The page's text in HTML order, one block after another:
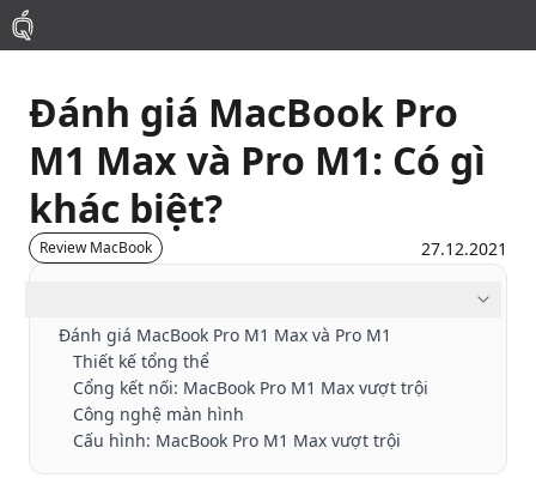
Mac
MacBook Pro
MacBook Air
Thu Mua
Sửa Chữa
Đánh giá MacBook Pro
M1 Max và Pro M1: Có gì
khác biệt?
Review MacBook 27.12.2021
Đánh giá MacBook Pro M1 Max và Pro M1
Thiết kế tổng thể
Cổng kết nối: MacBook Pro M1 Max vượt trội
Công nghệ màn hình
Cấu hình: MacBook Pro M1 Max vượt trội